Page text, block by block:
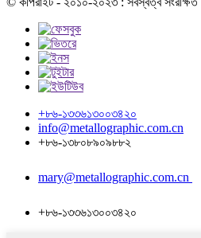
+৮৬-১৩৩৬১৩০০৩৪২০
info@metallographic.com.cn
+৮৬-১৩৮০৮৯০৯৮৮২
mary@metallographic.com.cn
+৮৬-১৩৩৬১৩০০৩৪২০